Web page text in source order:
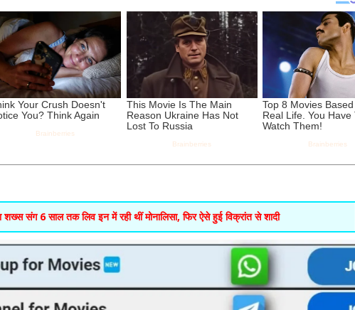
संग 6 साल तक लिव इन में रही थीं मोनालिसा, फिर ऐसे हुई विक्रांत से शादी